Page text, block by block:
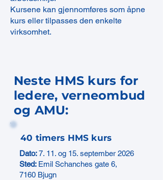
Kursene kan gjennomføres som åpne
kurs eller tilpasses den enkelte
virksomhet.
Neste HMS kurs for
ledere, verneombud
og AMU:
40 timers HMS kurs
Dato:7. 11. og 15. september 2026
Sted: Emil Schanches gate 6,
7160 Bjugn